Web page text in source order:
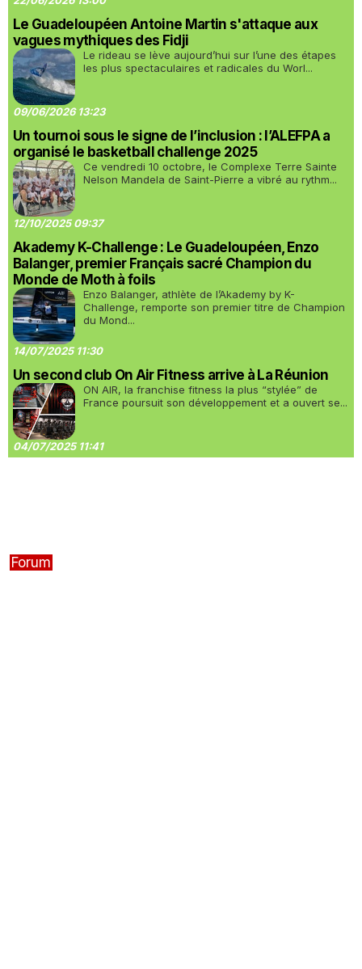
Le Guadeloupéen Antoine Martin s'attaque aux
vagues mythiques des Fidji
Le rideau se lève aujourd’hui sur l’une des étapes
les plus spectaculaires et radicales du Worl...
09/06/2026 13:23
Un tournoi sous le signe de l’inclusion : l’ALEFPA a
organisé le basketball challenge 2025
Ce vendredi 10 octobre, le Complexe Terre Sainte
Nelson Mandela de Saint-Pierre a vibré au rythm...
12/10/2025 09:37
Akademy K-Challenge : Le Guadeloupéen, Enzo
Balanger, premier Français sacré Champion du
Monde de Moth à foils
Enzo Balanger, athlète de l’Akademy by K-
Challenge, remporte son premier titre de Champion
du Mond...
14/07/2025 11:30
Un second club On Air Fitness arrive à La Réunion
ON AIR, la franchise fitness la plus “stylée” de
France poursuit son développement et a ouvert se...
04/07/2025 11:41
Forum